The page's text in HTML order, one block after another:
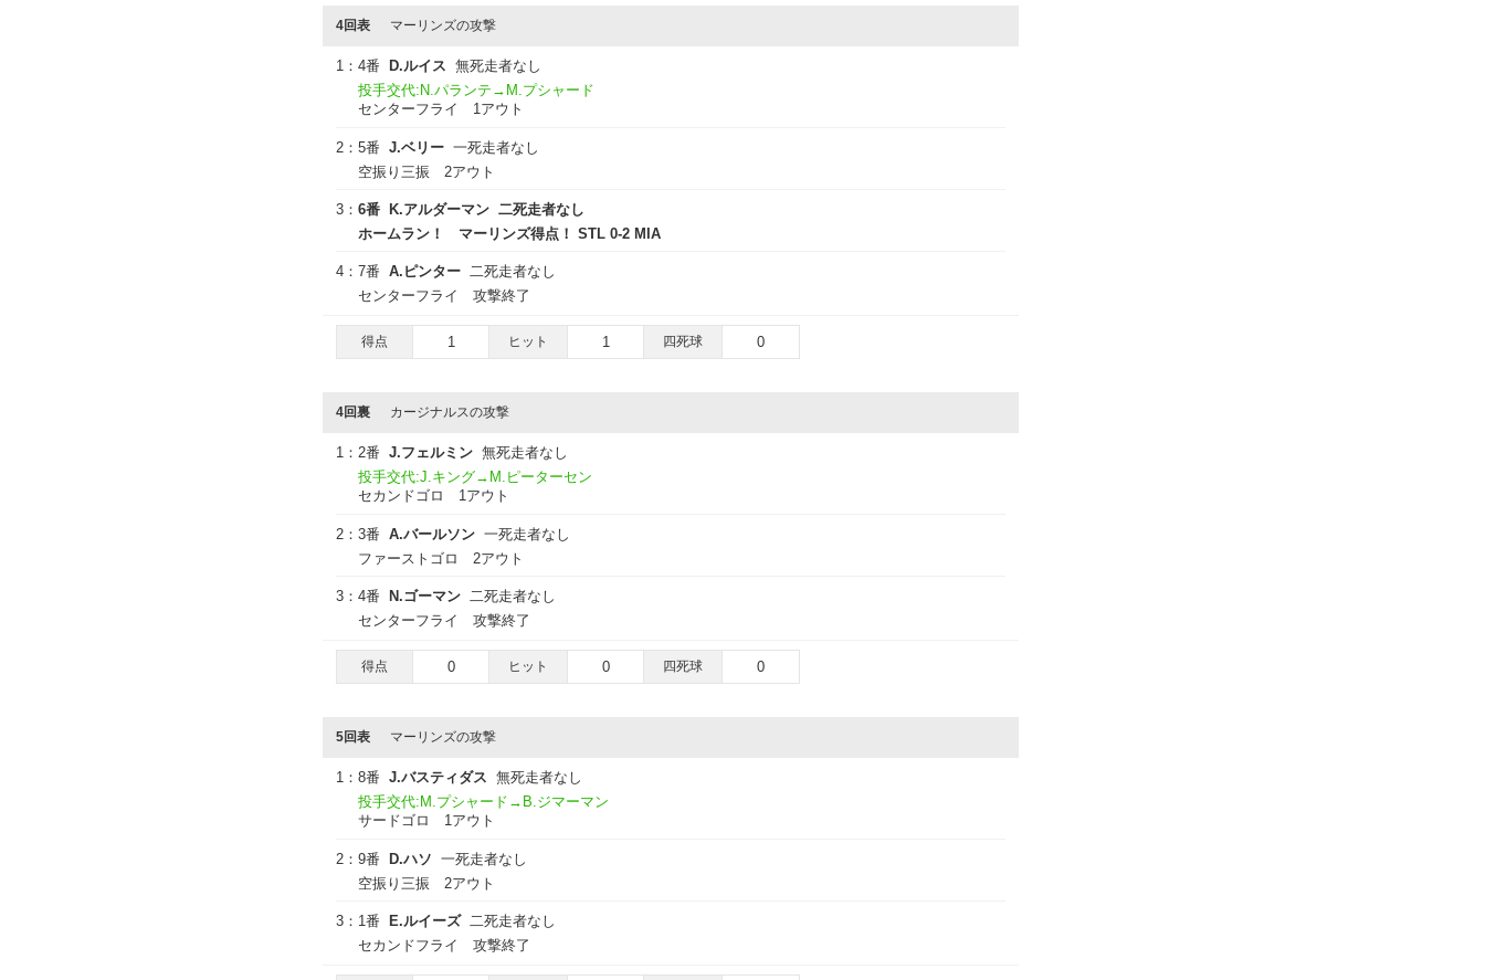
4回表 マーリンズの攻撃
1： 4番 D.ルイス 無死走者なし
投手交代:N.パランテ→M.プシャード
センターフライ 1アウト
2： 5番 J.ベリー 一死走者なし
空振り三振 2アウト
3： 6番 K.アルダーマン 二死走者なし
ホームラン！ マーリンズ得点！ STL 0-2 MIA
4： 7番 A.ピンター 二死走者なし
センターフライ 攻撃終了
得点 1 ヒット 1 四死球 0
4回裏 カージナルスの攻撃
1： 2番 J.フェルミン 無死走者なし
投手交代:J.キング→M.ピーターセン
セカンドゴロ 1アウト
2： 3番 A.バールソン 一死走者なし
ファーストゴロ 2アウト
3： 4番 N.ゴーマン 二死走者なし
センターフライ 攻撃終了
得点 0 ヒット 0 四死球 0
5回表 マーリンズの攻撃
1： 8番 J.バスティダス 無死走者なし
投手交代:M.プシャード→B.ジマーマン
サードゴロ 1アウト
2： 9番 D.ハソ 一死走者なし
空振り三振 2アウト
3： 1番 E.ルイーズ 二死走者なし
セカンドフライ 攻撃終了